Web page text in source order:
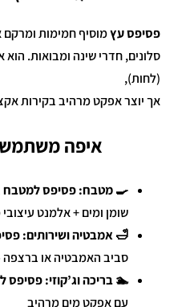
פסיפס עץמוסיף חמימות ומרקם
סלונים, חדרי שינה ומבואות.
(לחות),
אך יוצר אפקט מרהיב בקירות
איפה
🍳 מטבח:פסיפס למטבח
שומן ומים + אלמנט עיצובי
🛁 אמבטיה ושירותים:
סביב האמבטיה או ברצפה
🏊 בריכה וג’קוזי:פסיפס
עם אפקט מים מרהיב